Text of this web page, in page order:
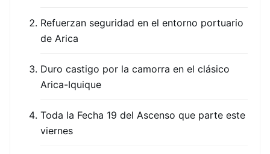
Refuerzan seguridad en el entorno portuario
de Arica
Duro castigo por la camorra en el clásico
Arica-Iquique
Toda la Fecha 19 del Ascenso que parte este
viernes